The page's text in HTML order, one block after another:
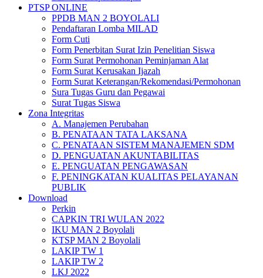
PTSP ONLINE
PPDB MAN 2 BOYOLALI
Pendaftaran Lomba MILAD
Form Cuti
Form Penerbitan Surat Izin Penelitian Siswa
Form Surat Permohonan Peminjaman Alat
Form Surat Kerusakan Ijazah
Form Surat Keterangan/Rekomendasi/Permohonan
Sura Tugas Guru dan Pegawai
Surat Tugas Siswa
Zona Integritas
A. Manajemen Perubahan
B. PENATAAN TATA LAKSANA
C. PENATAAN SISTEM MANAJEMEN SDM
D. PENGUATAN AKUNTABILITAS
E. PENGUATAN PENGAWASAN
F. PENINGKATAN KUALITAS PELAYANAN
PUBLIK
Download
Perkin
CAPKIN TRI WULAN 2022
IKU MAN 2 Boyolali
KTSP MAN 2 Boyolali
LAKIP TW 1
LAKIP TW 2
LKJ 2022